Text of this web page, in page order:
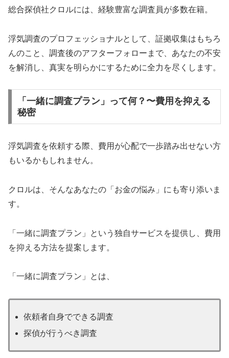
総合探偵社クロルには、経験豊富な調査員が多数在籍。
浮気調査のプロフェッショナルとして、証拠収集はもちろ
んのこと、調査後のアフターフォローまで、あなたの不安
を解消し、真実を明らかにするために全力を尽くします。
「一緒に調査プラン」って何？〜費用を抑える
秘密
浮気調査を依頼する際、費用が心配で一歩踏み出せない方
もいるかもしれません。
クロルは、そんなあなたの「お金の悩み」にも寄り添いま
す。
「一緒に調査プラン」という独自サービスを提供し、費用
を抑える方法を提案します。
「一緒に調査プラン」とは、
依頼者自身でできる調査
探偵が行うべき調査